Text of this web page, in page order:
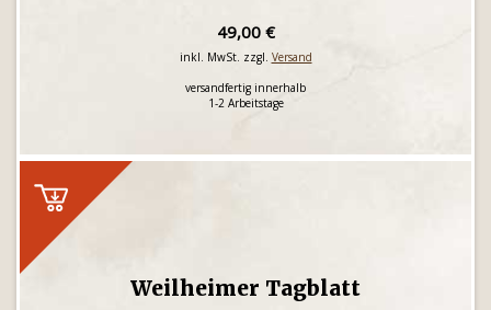
49,00 €
inkl. MwSt. zzgl. Versand
versandfertig innerhalb
1-2 Arbeitstage
Weilheimer Tagblatt